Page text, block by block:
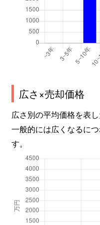
広さ×売却価格
広さ別の平均価格を表し
一般的には広くなるに
す。